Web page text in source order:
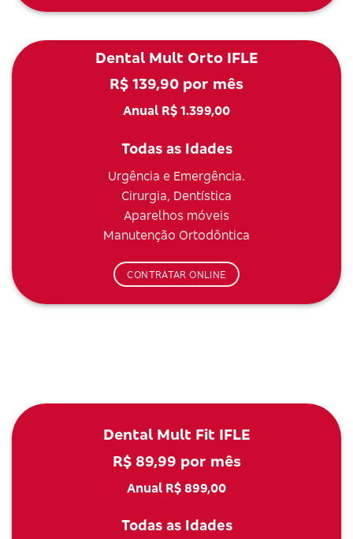
Dental Mult Orto IFLE
R$ 139,90 por mês
Anual R$ 1.399,00
Todas as Idades
Urgência e Emergência.
Cirurgia, Dentística
Aparelhos móveis
Manutenção Ortodôntica
CONTRATAR ONLINE
Dental Mult Fit IFLE
R$ 89,99 por mês
Anual R$ 899,00
Todas as Idades